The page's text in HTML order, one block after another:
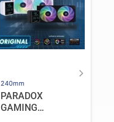
240mm
PARADOX
GAMING